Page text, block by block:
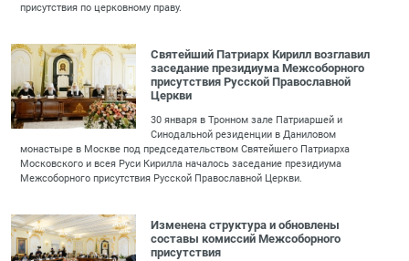
присутствия по церковному праву.
Святейший Патриарх Кирилл возглавил
заседание президиума Межсоборного
присутствия Русской Православной
Церкви
30 января в Тронном зале Патриаршей и
Синодальной резиденции в Даниловом
монастыре в Москве под председательством Святейшего Патриарха
Московского и всея Руси Кирилла началось заседание президиума
Межсоборного присутствия Русской Православной Церкви.
Изменена структура и обновлены
составы комиссий Межсоборного
присутствия